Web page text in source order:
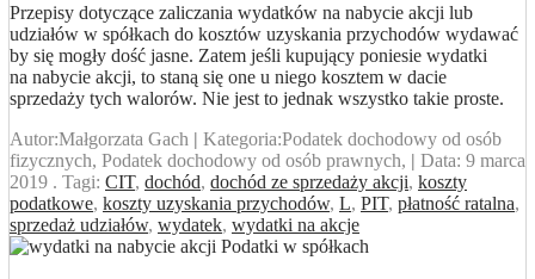
Przepisy dotyczące zaliczania wydatków na nabycie akcji lub
udziałów w spółkach do kosztów uzyskania przychodów wydawać
by się mogły dość jasne. Zatem jeśli kupujący poniesie wydatki
na nabycie akcji, to staną się one u niego kosztem w dacie
sprzedaży tych walorów. Nie jest to jednak wszystko takie proste.
Autor:Małgorzata Gach | Kategoria:Podatek dochodowy od osób
fizycznych, Podatek dochodowy od osób prawnych, | Data: 9 marca
2019 . Tagi: CIT, dochód, dochód ze sprzedaży akcji, koszty
podatkowe, koszty uzyskania przychodów, L, PIT, płatność ratalna,
sprzedaż udziałów, wydatek, wydatki na akcje